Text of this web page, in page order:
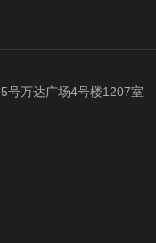
号万达广场4号楼1207室